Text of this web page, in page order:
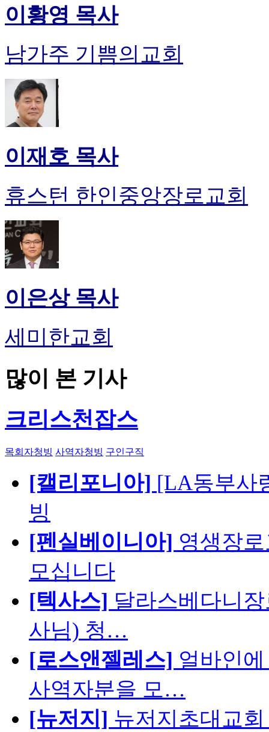
이황영 목사
남가주 기쁨의교회
이재호 목사
휴스턴 한인중앙장로교회
이은상 목사
세미한교회
많이 본 기사
크리스천잡스
목회자청빙 사역자청빙 구인구직
[캘리포니아] [LA동부사
빙
[펜실베이니아] 영생장
모십니다
[텍사스] 달라스베다니
사님) 청…
[로스앤젤레스] 얼바인
사역자분을 모…
[뉴저지] 뉴저지초대교